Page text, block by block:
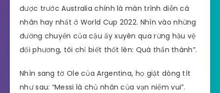
được trước Australia chính là màn trình diễn cá
nhân hay nhất ở World Cup 2022. Nhìn vào những
đường chuyền của cậu ấy xuyên qua rừng hậu vệ
đối phương, tôi chỉ biết thốt lên: Quá thần thánh”.
Nhìn sang tờ Ole của Argentina, họ giật dòng tít
như sau: “Messi là chủ nhân của vạn niềm vui”.